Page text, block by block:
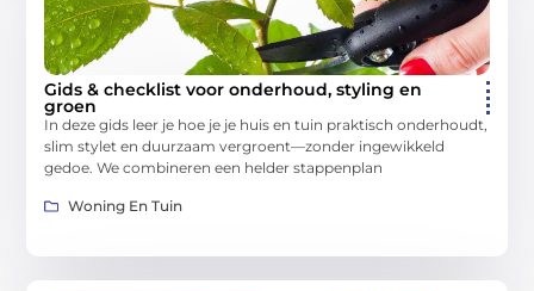
Gids & checklist voor onderhoud, styling en
groen
In deze gids leer je hoe je je huis en tuin praktisch onderhoudt,
slim stylet en duurzaam vergroent—zonder ingewikkeld
gedoe. We combineren een helder stappenplan
Woning En Tuin